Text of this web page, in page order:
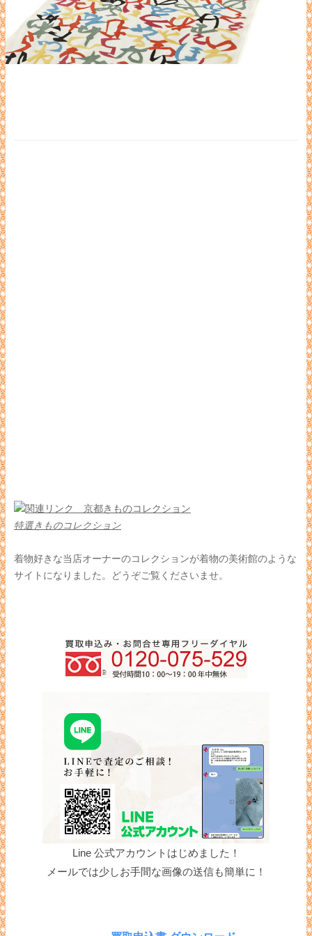
特選きものコレクション
着物好きな当店オーナーのコレクションが着物の美術館のような
サイトになりました。どうぞご覧くださいませ。
Line 公式アカウントはじめました！
メールでは少しお手間な画像の送信も簡単に！